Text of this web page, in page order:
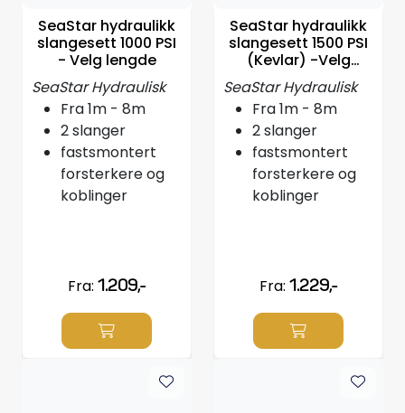
SeaStar hydraulikk
slangesett 1000 PSI
- Velg lengde
SeaStar Hydraulisk
Fra 1m - 8m
2 slanger
fastsmontert
forsterkere og
koblinger
Fra: 1.209,-
SeaStar hydraulikk
slangesett 1500 PSI
(Kevlar) -Velg
lengde
SeaStar Hydraulisk
Fra 1m - 8m
2 slanger
fastsmontert
forsterkere og
koblinger
Fra: 1.229,-
Styring/kontroll
Verktøy
Outlet
Motordelsvelger/SONAR
Hydraulisk styring